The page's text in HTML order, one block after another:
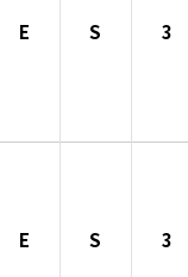
E S 3
E S 3